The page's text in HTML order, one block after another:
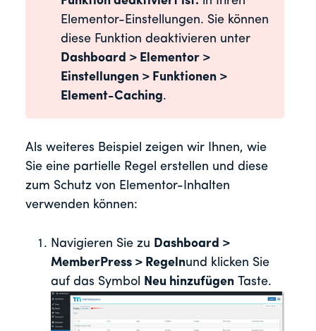
Elementor-Einstellungen. Sie können
diese Funktion deaktivieren unter
Dashboard > Elementor >
Einstellungen > Funktionen >
Element-Caching.
Als weiteres Beispiel zeigen wir Ihnen, wie
Sie eine partielle Regel erstellen und diese
zum Schutz von Elementor-Inhalten
verwenden können:
Navigieren Sie zu Dashboard >
MemberPress > Regelnund klicken Sie
auf das Symbol
Neu hinzufügen Taste.